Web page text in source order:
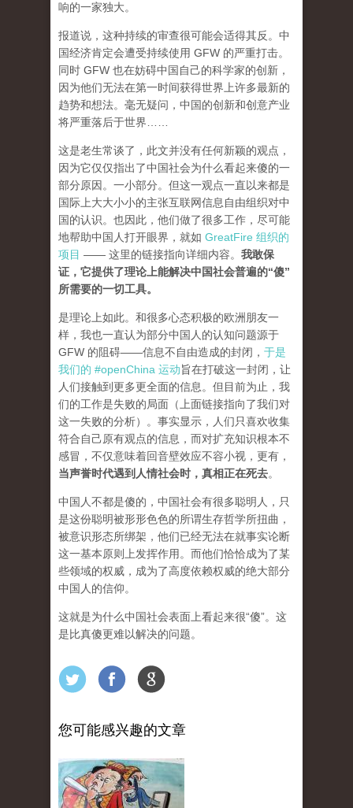
响的一家独大。
报道说，这种持续的审查很可能会适得其反。中
国经济肯定会遭受持续使用 GFW 的严重打击。
同时 GFW 也在妨碍中国自己的科学家的创新，
因为他们无法在第一时间获得世界上许多最新的
趋势和想法。毫无疑问，中国的创新和创意产业
将严重落后于世界……
这是老生常谈了，此文并没有任何新颖的观点，
因为它仅仅指出了中国社会为什么看起来傻的一
部分原因。一小部分。但这一观点一直以来都是
国际上大大小小的主张互联网信息自由组织对中
国的认识。也因此，他们做了很多工作，尽可能
地帮助中国人打开眼界，就如 GreatFire 组织的
项目 —— 这里的链接指向详细内容。 我敢保
证，它提供了理论上能解决中国社会普遍的“傻”
所需要的一切工具。
是理论上如此。和很多心态积极的欧洲朋友一
样，我也一直认为部分中国人的认知问题源于
GFW 的阻碍——信息不自由造成的封闭， 于是
我们的 #openChina 运动旨在打破这一封闭，让
人们接触到更多更全面的信息。但目前为止，我
们的工作是失败的局面（ 上面链接指向了我们对
这一失败的分析）。事实显示，人们只喜欢收集
符合自己原有观点的信息，而对扩充知识根本不
感冒，不仅意味着回音壁效应不容小视，更有，
当声誉时代遇到人情社会时，真相正在死去。
中国人不都是傻的，中国社会有很多聪明人，只
是这份聪明被形形色色的所谓生存哲学所扭曲，
被意识形态所绑架，他们已经无法在就事实论断
这一基本原则上发挥作用。而他们恰恰成为了某
些领域的权威，成为了高度依赖权威的绝大部分
中国人的信仰。
这就是为什么中国社会表面上看起来很“傻”。这
是比真傻更难以解决的问题。
您可能感兴趣的文章